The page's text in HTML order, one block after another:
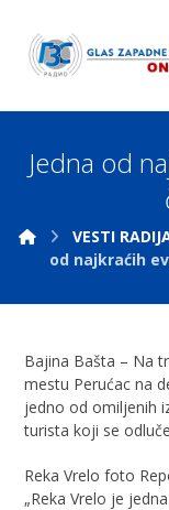
Jedna od
VESTI
od najkraćih
Bajina Bašta – Na
mestu Perućac na
jedno od omiljenih
turista koji se
Reka Vrelo foto
„Reka Vrelo je